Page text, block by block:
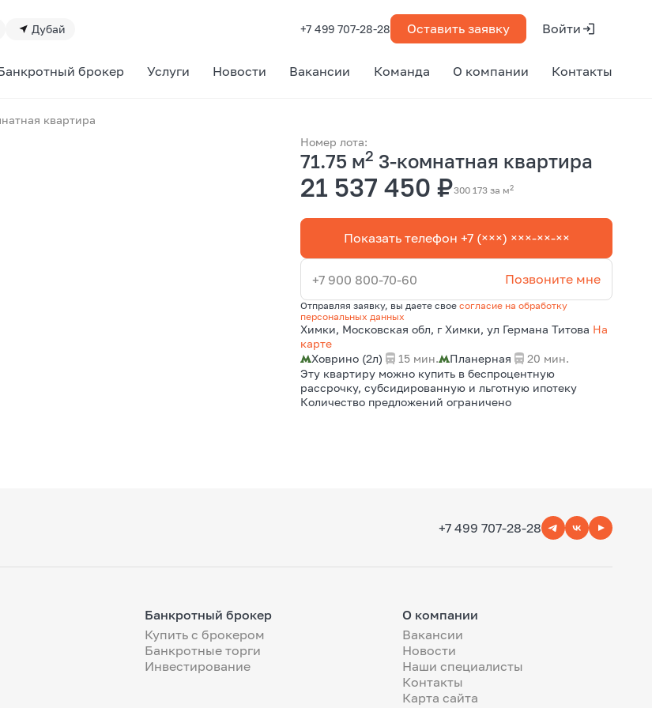
Дубай +7 499 707-28-28 Оставить заявку Войти
брокер Услуги Новости Вакансии Команда О компании Контакты
квартира
Номер лота:
71.75 м2 3-комнатная квартира
21 537 450 ₽300 173 за м2
Показать телефон +7 (×××) ×××-××-××
+7 900 800-70-60 Позвоните мне
Отправляя заявку, вы даете своесогласие на обработку
персональных данных
Химки, Московская обл, г Химки, ул Германа Титова На
карте
Ховрино (2л)
15 мин. Планерная
20 мин.
Эту квартиру можно купить в беспроцентную
рассрочку, субсидированную и льготную ипотеку
Количество предложений ограничено
+7 499 707-28-28
Банкротный брокер
Купить с брокером
Банкротные торги
Инвестирование
О компании
Вакансии
Новости
Наши специалисты
Контакты
Карта сайта